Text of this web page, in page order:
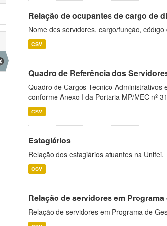
Relação de ocupantes de cargo de
Nome dos servidores, cargo/função, código
CSV
Quadro de Referência dos
Quadro de Cargos Técnico-Administrativos
conforme Anexo I da Portaria MP/MEC nº
CSV
Estagiários
Relação dos estagiários atuantes na Unifei.
CSV
Relação de servidores em
Relação de servidores em Programa de